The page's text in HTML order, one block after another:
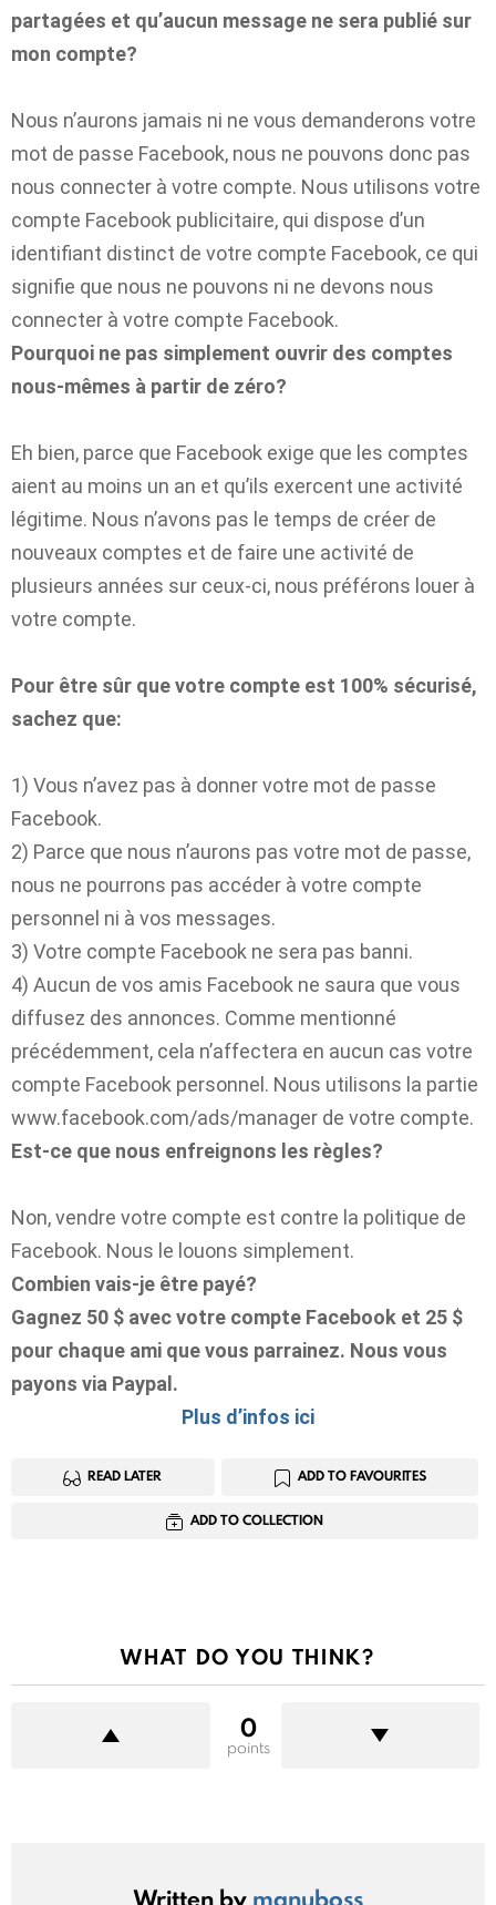
partagées et qu’aucun message ne sera publié sur
mon compte?
Nous n’aurons jamais ni ne vous demanderons votre
mot de passe Facebook, nous ne pouvons donc pas
nous connecter à votre compte. Nous utilisons votre
compte Facebook publicitaire, qui dispose d’un
identifiant distinct de votre compte Facebook, ce qui
signifie que nous ne pouvons ni ne devons nous
connecter à votre compte Facebook.
Pourquoi ne pas simplement ouvrir des comptes
nous-mêmes à partir de zéro?
Eh bien, parce que Facebook exige que les comptes
aient au moins un an et qu’ils exercent une activité
légitime. Nous n’avons pas le temps de créer de
nouveaux comptes et de faire une activité de
plusieurs années sur ceux-ci, nous préférons louer à
votre compte.
Pour être sûr que votre compte est 100% sécurisé,
sachez que:
1) Vous n’avez pas à donner votre mot de passe
Facebook.
2) Parce que nous n’aurons pas votre mot de passe,
nous ne pourrons pas accéder à votre compte
personnel ni à vos messages.
3) Votre compte Facebook ne sera pas banni.
4) Aucun de vos amis Facebook ne saura que vous
diffusez des annonces. Comme mentionné
précédemment, cela n’affectera en aucun cas votre
compte Facebook personnel. Nous utilisons la partie
www.facebook.com/ads/manager de votre compte.
Est-ce que nous enfreignons les règles?
Non, vendre votre compte est contre la politique de
Facebook. Nous le louons simplement.
Combien vais-je être payé?
Gagnez 50 $ avec votre compte Facebook et 25 $
pour chaque ami que vous parrainez. Nous vous
payons via Paypal.
Plus d’infos ici
READ LATER ADD TO FAVOURITES
ADD TO COLLECTION
WHAT DO YOU THINK?
0
points